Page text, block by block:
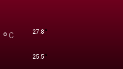
° C 27.8 °
25.5 °